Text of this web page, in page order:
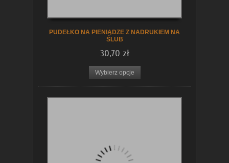
PUDEŁKO NA PIENIĄDZE Z NADRUKIEM NA
ŚLUB
30,70 zł
Wybierz opcje
zobacz szczegóły